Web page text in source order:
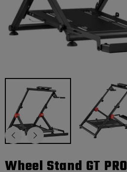
Wheel Stand GT